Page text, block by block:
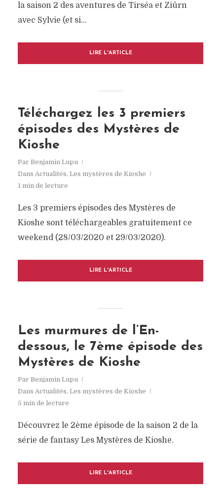
la saison 2 des aventures de Tirséa et Ziûrn
avec Sylvie (et si...
LIRE L'ARTICLE
Téléchargez les 3 premiers
épisodes des Mystères de
Kioshe
Par Benjamin Lupu
Dans Actualités, Les mystères de Kioshe
1 min de lecture
Les 3 premiers épisodes des Mystères de
Kioshe sont téléchargeables gratuitement ce
weekend (28/03/2020 et 29/03/2020).
LIRE L'ARTICLE
Les murmures de l’En-
dessous, le 7ème épisode des
Mystères de Kioshe
Par Benjamin Lupu
Dans Actualités, Les mystères de Kioshe
5 min de lecture
Découvrez le 2ème épisode de la saison 2 de la
série de fantasy Les Mystères de Kioshe.
LIRE L'ARTICLE